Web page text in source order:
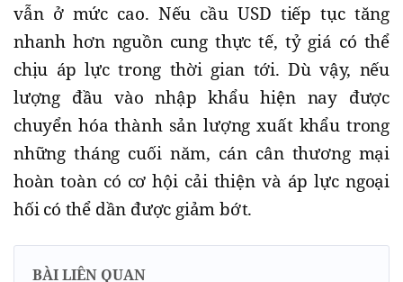
vẫn ở mức cao. Nếu cầu USD tiếp tục tăng
nhanh hơn nguồn cung thực tế, tỷ giá có thể
chịu áp lực trong thời gian tới. Dù vậy, nếu
lượng đầu vào nhập khẩu hiện nay được
chuyển hóa thành sản lượng xuất khẩu trong
những tháng cuối năm, cán cân thương mại
hoàn toàn có cơ hội cải thiện và áp lực ngoại
hối có thể dần được giảm bớt.
BÀI LIÊN QUAN